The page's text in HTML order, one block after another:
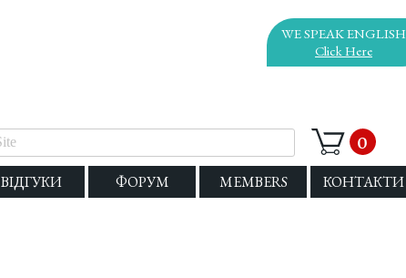
WE SPEAK ENGLISH
Click Here
0
ВІДГУКИ ФОРУМ MEMBERS КОНТАКТИ